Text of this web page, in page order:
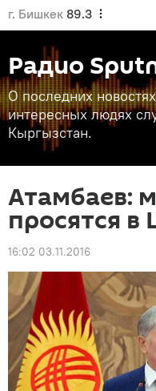
г. Бишкек 89.3
Радио
О последних
интересных людях
Кыргызстан.
Атамбаев:
просятся
16:02 03.11.2016